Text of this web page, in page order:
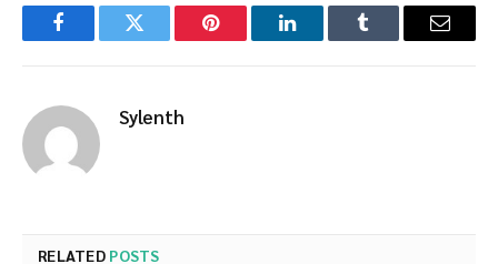
FacebookTwitter Pinterest LinkedInTumblr Email
Sylenth
RELATED POSTS